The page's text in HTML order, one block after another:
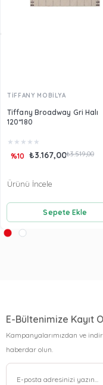
TİFFANY MOBİLYA
Tiffany Broadway Gri Halı
120*180
★ ★ ★ ★ ★
₺3.167,00₺3.519,00
%10
Sepete Ekle
Ürünü İncele
E-Bültenimize Kayıt
Kampanyalarımızdan ve
haberdar olun.